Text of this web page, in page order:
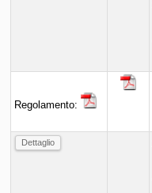
Regolamento:
Dettaglio